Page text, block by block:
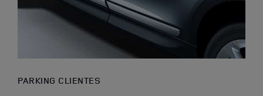
PARKING CLIENTES